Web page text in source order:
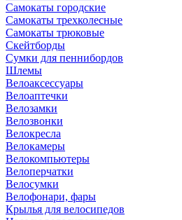
Самокаты городские
Самокаты трехколесные
Самокаты трюковые
Скейтборды
Сумки для пеннибордов
Шлемы
Велоаксессуары
Велоаптечки
Велозамки
Велозвонки
Велокресла
Велокамеры
Велокомпьютеры
Велоперчатки
Велосумки
Велофонари, фары
Крылья для велосипедов